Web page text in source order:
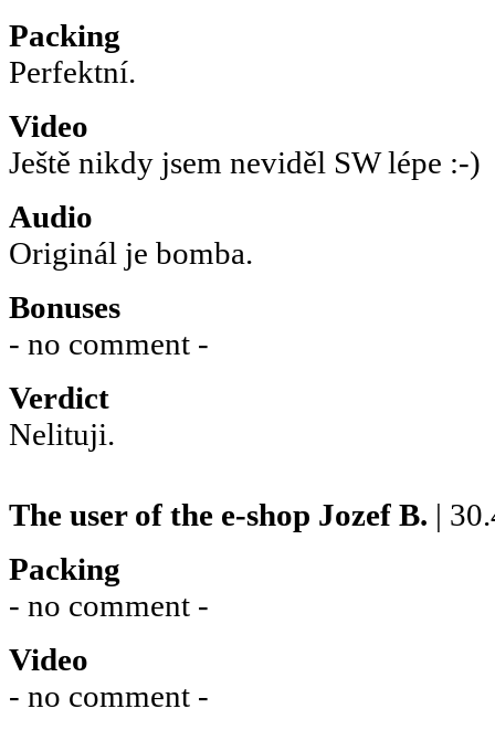
Packing
Perfektní.
Video
Ještě nikdy jsem neviděl SW lépe :-)
Audio
Originál je bomba.
Bonuses
- no comment -
Verdict
Nelituji.
The user of the e-shop Jozef B. |
Packing
- no comment -
Video
- no comment -